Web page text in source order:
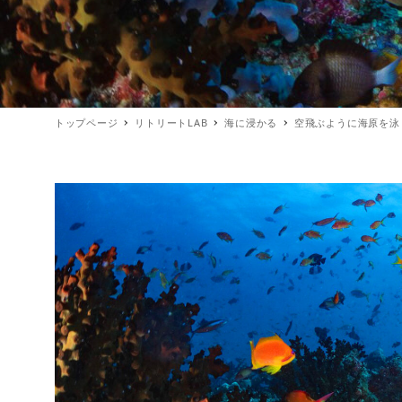
トップページ リトリートLAB 海に浸かる 空飛ぶように海原を